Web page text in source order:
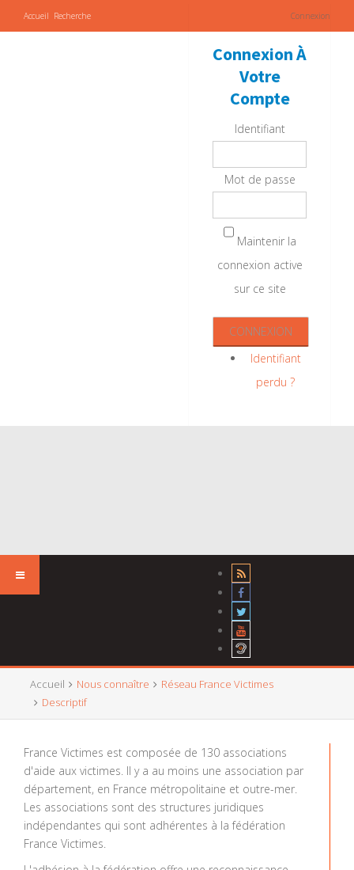
Accueil Recherche Connexion
Connexion À
Votre
Compte
Identifiant
Mot de passe
Maintenir la
connexion active
sur ce site
Identifiant
perdu ?
Accueil Nous connaître
Réseau France Victimes
Descriptif
France Victimes est composée de 130 associations
d'aide aux victimes. Il y a au moins une association par
département, en France métropolitaine et outre-mer.
Les associations sont des structures juridiques
indépendantes qui sont adhérentes à la fédération
France Victimes.